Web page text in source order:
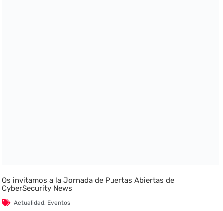
Os invitamos a la Jornada de Puertas Abiertas de
CyberSecurity News
Actualidad, Eventos